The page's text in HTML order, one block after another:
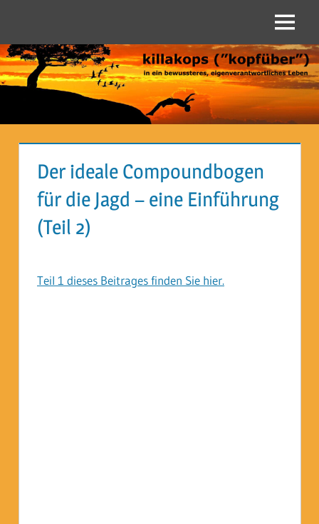
springen
("kopfüber")
Menü
Der ideale Compoundbogen
für die Jagd – eine Einführung
(Teil 2)
Teil 1 dieses Beitrages finden Sie hier.